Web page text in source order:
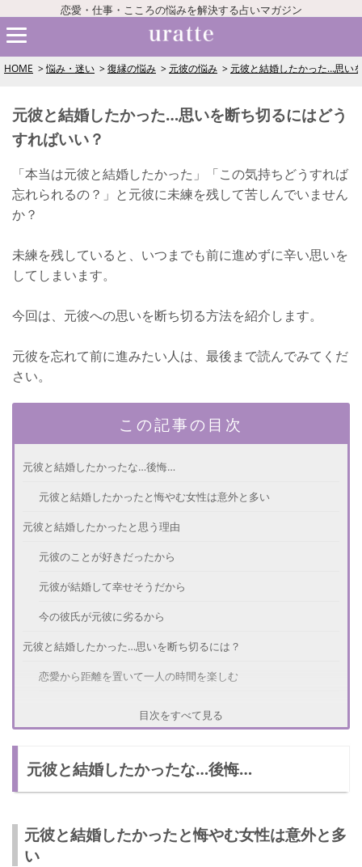
恋愛・仕事・こころの悩みを解決する占いマガジン
HOME 悩み・迷い 復縁の悩み 元彼の悩み 元彼と結婚したかった…思い
元彼と結婚したかった…思いを断ち切るにはどう
すればいい？
「本当は元彼と結婚したかった」「この気持ちどうすれば
忘れられるの？」と元彼に未練を残して苦しんでいません
か？
未練を残していると、いつまでも前に進めずに辛い思いを
してしまいます。
今回は、元彼への思いを断ち切る方法を紹介します。
元彼を忘れて前に進みたい人は、最後まで読んでみてくだ
さい。
この記事の目次
元彼と結婚したかったな…後悔…
元彼と結婚したかったと悔やむ女性は意外と多い
元彼と結婚したかったと思う理由
元彼のことが好きだったから
元彼が結婚して幸せそうだから
今の彼氏が元彼に劣るから
元彼と結婚したかった…思いを断ち切るには？
恋愛から距離を置いて一人の時間を楽しむ
後悔する人は多い！
目次をすべて見る
元彼と結婚したかったな…後悔…
元彼と結婚したかったと悔やむ女性は意外と多
い